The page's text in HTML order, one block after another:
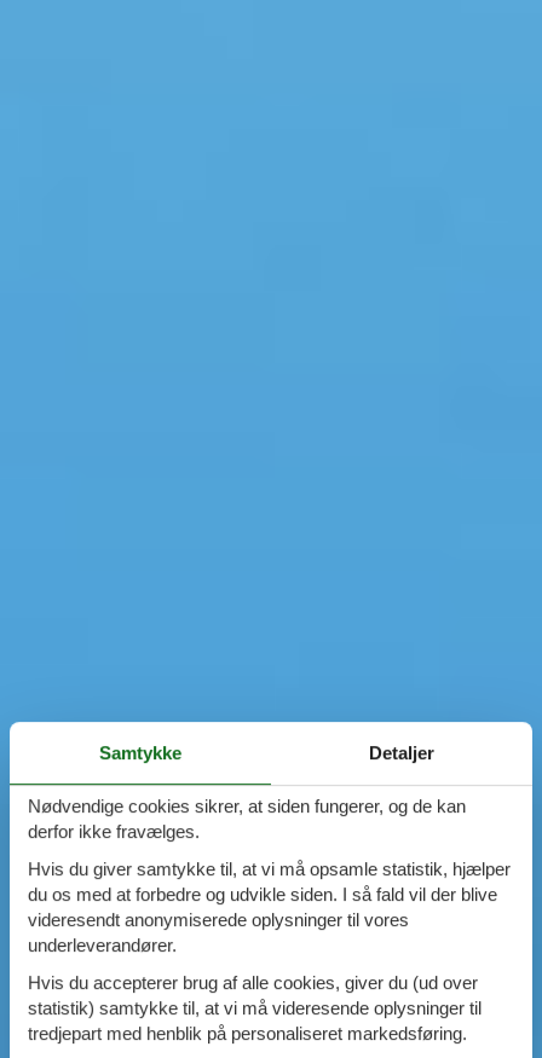
Samtykke Detaljer
Nødvendige cookies sikrer, at siden fungerer, og de kan
derfor ikke fravælges.
Hvis du giver samtykke til, at vi må opsamle statistik, hjælper
du os med at forbedre og udvikle siden. I så fald vil der blive
videresendt anonymiserede oplysninger til vores
underleverandører.
Hvis du accepterer brug af alle cookies, giver du (ud over
statistik) samtykke til, at vi må videresende oplysninger til
tredjepart med henblik på personaliseret markedsføring.